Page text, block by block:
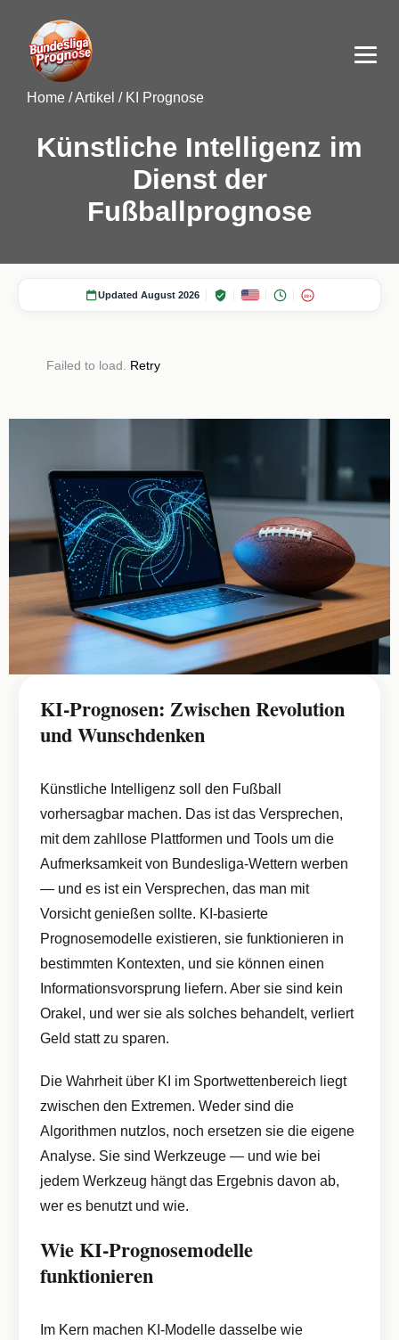
Home /Artikel / KI Prognose
Künstliche Intelligenz im
Dienst der
Fußballprognose
Updated August 2026 18+
Failed to load. Retry
KI-Prognosen: Zwischen Revolution
und Wunschdenken
Künstliche Intelligenz soll den Fußball
vorhersagbar machen. Das ist das Versprechen,
mit dem zahllose Plattformen und Tools um die
Aufmerksamkeit von Bundesliga-Wettern werben
— und es ist ein Versprechen, das man mit
Vorsicht genießen sollte. KI-basierte
Prognosemodelle existieren, sie funktionieren in
bestimmten Kontexten, und sie können einen
Informationsvorsprung liefern. Aber sie sind kein
Orakel, und wer sie als solches behandelt, verliert
Geld statt zu sparen.
Die Wahrheit über KI im Sportwettenbereich liegt
zwischen den Extremen. Weder sind die
Algorithmen nutzlos, noch ersetzen sie die eigene
Analyse. Sie sind Werkzeuge — und wie bei
jedem Werkzeug hängt das Ergebnis davon ab,
wer es benutzt und wie.
Wie KI-Prognosemodelle
funktionieren
Im Kern machen KI-Modelle dasselbe wie